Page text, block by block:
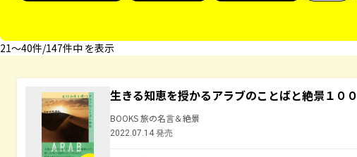
21〜40件/147件中 を表示
生きる知恵を授かるアラブのことばと絶景１００
BOOKS 旅の名言＆絶景
2022.07.14 発売